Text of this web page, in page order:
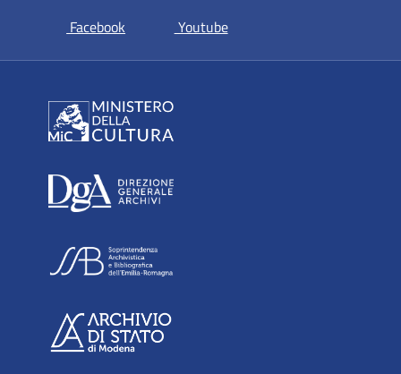
Facebook si apre in una nuova scheda
Youtubesi apre in una nuova scheda